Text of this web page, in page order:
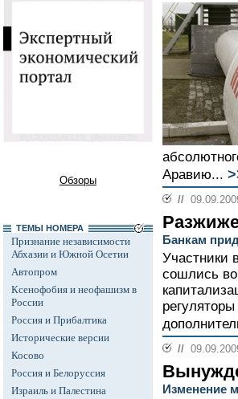
Обзоры
ТЕМЫ НОМЕРА
Признание независимости
Абхазии и Южной Осетии
Автопром
Ксенофобия и неофашизм в
России
Россия и Прибалтика
Исторические версии
Косово
Россия и Белоруссия
Израиль и Палестина
Аравию...
//
Банкам
Участники
сошлись
//
Изменение